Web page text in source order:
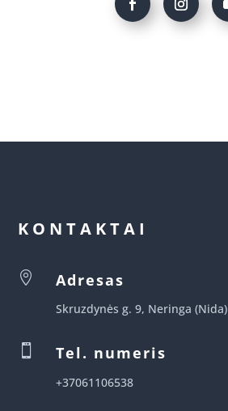
KONTAKTAI
 Adresas
Skruzdynės g. 9, Neringa (Nida)
 Tel. numeris
+37061106538